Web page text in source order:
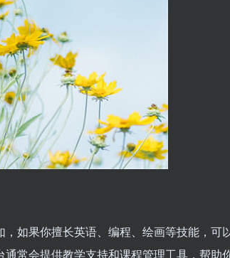
如果你擅长英语、编程、绘画等技能，可
常会提供教学支持和课程管理工具，帮助